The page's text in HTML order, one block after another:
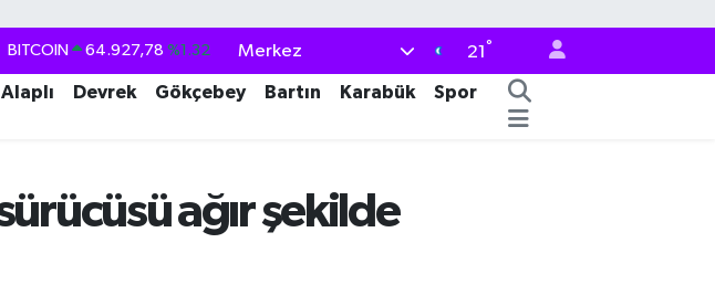
DOLAR 47,5894 %0.08
EURO 55,0398 %-0.02
BİST100 13.703 %11
Merkez 21 °
Alaplı Devrek Gökçebey Bartın Karabük
Spor
ağır şekilde